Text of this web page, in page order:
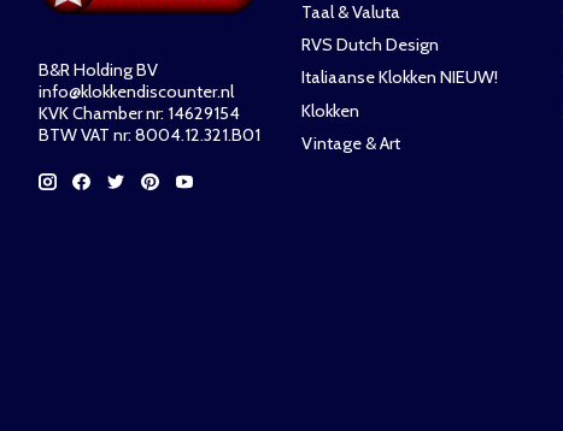
B&R Holding BV
info@klokkendiscounter.nl
KVK Chamber nr: 14629154
BTW VAT nr: 8004.12.321.B01
Taal & Valuta
RVS Dutch Design
Italiaanse Klokken NIEUW!
Klokken
Vintage & Art